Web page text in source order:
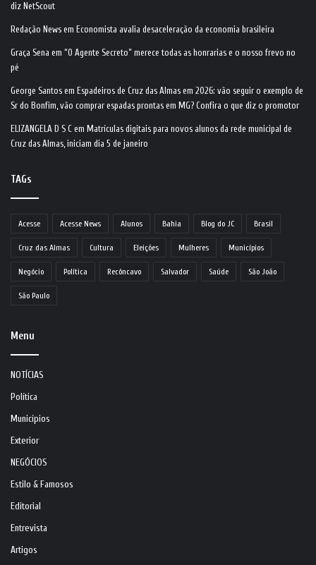
diz NetScout
Redação News em Economista avalia desaceleração da economia brasileira
Graça Sena em “O Agente Secreto” merece todas as honrarias e o nosso frevo no
pé
George Santos em Espadeiros de Cruz das Almas em 2026: vão seguir o exemplo de
Sr do Bonfim, vão comprar espadas prontas em MG? Confira o que diz o promotor
ELIZANGELA D S C em Matrículas digitais para novos alunos da rede municipal de
Cruz das Almas, iniciam dia 5 de janeiro
TAGs
Acesse Acesse News Alunos Bahia Blog do JC Brasil
Cruz das Almas Cultura Eleições Mulheres Municípios
Negócio Política Recôncavo Salvador Saúde São João
São Paulo
Menu
NOTÍCIAS
Política
Municípios
Exterior
NEGÓCIOS
Estilo & Famosos
Editorial
Entrevista
Artigos